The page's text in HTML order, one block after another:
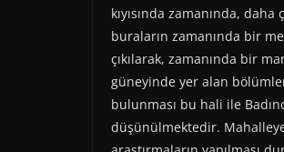
kıyısında zamanında,
buraların zamanında bir
çıkılarak, zamanında bir
güneyinde yer alan
bulunması bu hali ile
düşünülmektedir.